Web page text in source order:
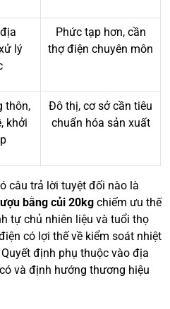
lý
Phức tạp hơn, cần
thợ điện chuyên môn
thôn,
khởi
Đô thị, cơ sở cần tiêu
chuẩn hóa sản xuất
câu trả lời tuyệt đối nào là
bằng củi 20kg chiếm ưu thế
tự chủ nhiên liệu và tuổi thọ
có lợi thế về kiểm soát nhiệt
định phụ thuộc vào địa
và định hướng thương hiệu